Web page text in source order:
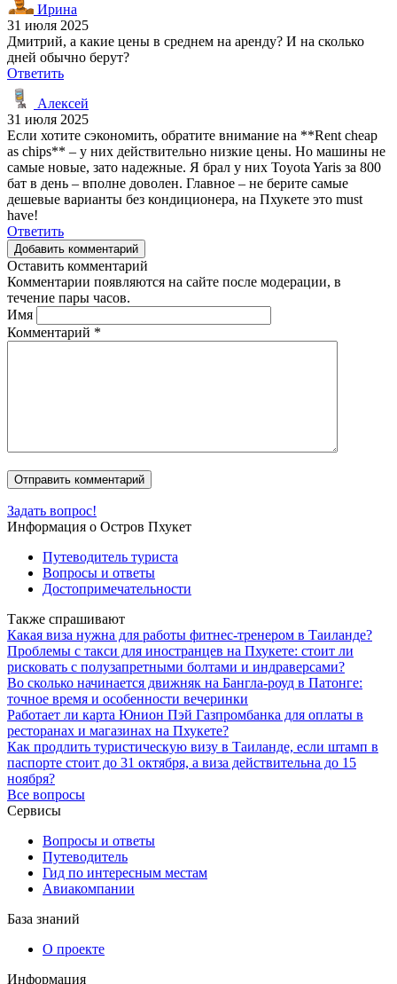
Ирина
31 июля 2025
Дмитрий, а какие цены в среднем на аренду? И на сколько
дней обычно берут?
Ответить
Алексей
31 июля 2025
Если хотите сэкономить, обратите внимание на **Rent cheap
as chips** – у них действительно низкие цены. Но машины не
самые новые, зато надежные. Я брал у них Toyota Yaris за 800
бат в день – вполне доволен. Главное – не берите самые
дешевые варианты без кондиционера, на Пхукете это must
have!
Ответить
Добавить комментарий
Оставить комментарий
Комментарии появляются на сайте после модерации, в
течение пары часов.
Имя
Комментарий *
Задать вопрос!
Информация о Остров Пхукет
Путеводитель туриста
Вопросы и ответы
Достопримечательности
Также спрашивают
Какая виза нужна для работы фитнес-тренером в Таиланде?
Проблемы с такси для иностранцев на Пхукете: стоит ли
рисковать с полузапретными болтами и индраверсами?
Во сколько начинается движняк на Бангла-роуд в Патонге:
точное время и особенности вечеринки
Работает ли карта Юнион Пэй Газпромбанка для оплаты в
ресторанах и магазинах на Пхукете?
Как продлить туристическую визу в Таиланде, если штамп в
паспорте стоит до 31 октября, а виза действительна до 15
ноября?
Все вопросы
Сервисы
Вопросы и ответы
Путеводитель
Гид по интересным местам
Авиакомпании
База знаний
О проекте
Информация